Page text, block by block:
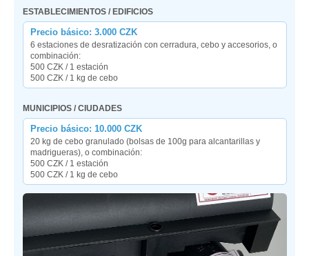
ESTABLECIMIENTOS / EDIFICIOS
Precio básico: 3.000 CZK
6 estaciones de desratización con cerradura, cebo y accesorios, o
combinación:
500 CZK / 1 estación
500 CZK / 1 kg de cebo
MUNICIPIOS / CIUDADES
Precio básico: 10.000 CZK
20 kg de cebo granulado (bolsas de 100g para alcantarillas y
madrigueras), o combinación:
500 CZK / 1 estación
500 CZK / 1 kg de cebo